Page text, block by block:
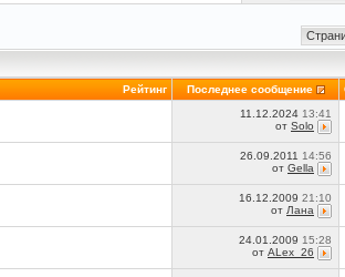
Рейтинг Последнее сообщение
11.12.2024 13:41
от Solo
26.09.2011 14:56
от Gella
16.12.2009 21:10
от Лана
24.01.2009 15:28
от ALex_26